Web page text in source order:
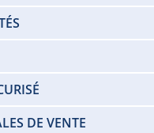
DE VENTE